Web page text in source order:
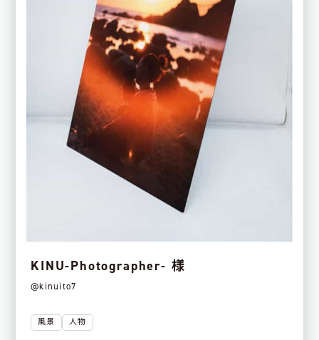
KINU-Photographer- 様
@kinuito7
風景 人物